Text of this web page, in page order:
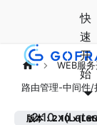
快
速
开
始
WEB服
路由管理-中间件/
版本：